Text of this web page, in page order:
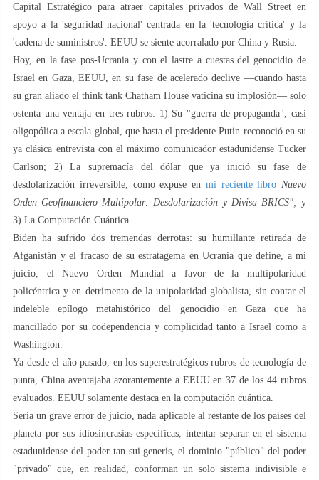
Capital Estratégico para atraer capitales privados de Wall Street en
apoyo a la 'seguridad nacional' centrada en la 'tecnología crítica' y la
'cadena de suministros'. EEUU se siente acorralado por China y Rusia.
Hoy, en la fase pos-Ucrania y con el lastre a cuestas del genocidio de
Israel en Gaza, EEUU, en su fase de acelerado declive —cuando hasta
su gran aliado el think tank Chatham House vaticina su implosión— solo
ostenta una ventaja en tres rubros: 1) Su "guerra de propaganda", casi
oligopólica a escala global, que hasta el presidente Putin reconoció en su
ya clásica entrevista con el máximo comunicador estadunidense Tucker
Carlson; 2) La supremacía del dólar que ya inició su fase de
desdolarización irreversible, como expuse en mi reciente libro Nuevo
Orden Geofinanciero Multipolar: Desdolarización y Divisa BRICS"; y
3) La Computación Cuántica.
Biden ha sufrido dos tremendas derrotas: su humillante retirada de
Afganistán y el fracaso de su estratagema en Ucrania que define, a mi
juicio, el Nuevo Orden Mundial a favor de la multipolaridad
policéntrica y en detrimento de la unipolaridad globalista, sin contar el
indeleble epílogo metahistórico del genocidio en Gaza que ha
mancillado por su codependencia y complicidad tanto a Israel como a
Washington.
Ya desde el año pasado, en los superestratégicos rubros de tecnología de
punta, China aventajaba azorantemente a EEUU en 37 de los 44 rubros
evaluados. EEUU solamente destaca en la computación cuántica.
Sería un grave error de juicio, nada aplicable al restante de los países del
planeta por sus idiosincrasias específicas, intentar separar en el sistema
estadunidense del poder tan sui generis, el dominio "público" del poder
"privado" que, en realidad, conforman un solo sistema indivisible e